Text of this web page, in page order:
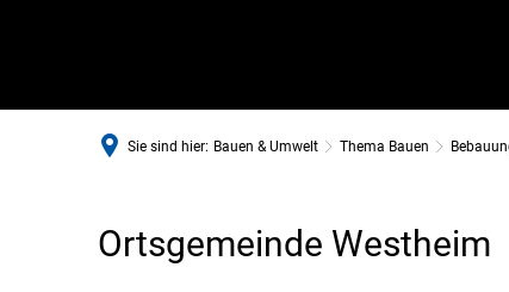
Sie sind hier: Bauen & Umwelt Thema Bauen
Bebauungspläne
Ortsgemeinde Westheim